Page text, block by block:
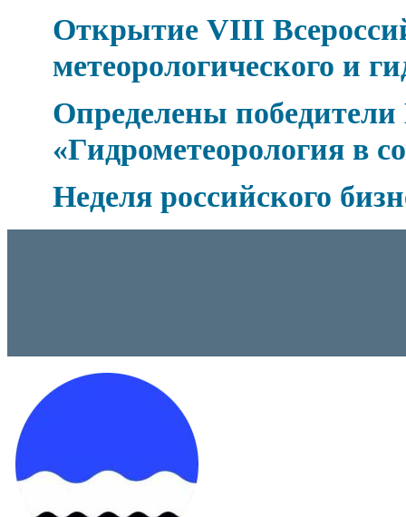
Открытие VIII
метеорологического и
Определены победители
«Гидрометеорология в
Неделя российского